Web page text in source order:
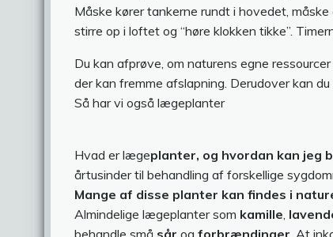
Måske kører tankerne rundt i hovedet,
stirre op i loftet og “høre klokken tikke”.
Du kan afprøve, om naturens egne
der kan fremme afslapning. Derudover kan
Så har vi også lægeplanter
Hvad er lægeplanter, og hvordan kan jeg
årtusinder til behandling af forskellige
Mange af disse planter kan findes i
Almindelige lægeplanter som kamille,
behandle små sår og forbrændinger. At